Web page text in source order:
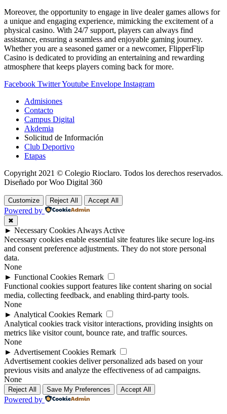
Moreover, the opportunity to engage in live dealer games allows for
a unique and engaging experience, mimicking the excitement of a
physical casino. With 24/7 support, players can always find
assistance, ensuring a seamless and enjoyable gaming journey.
Whether you are a seasoned gamer or a newcomer, FlipperFlip
Casino is dedicated to providing an entertaining and rewarding
atmosphere that keeps players coming back for more.
Facebook TwitterYoutube Envelope Instagram
Admisiones
Contacto
Campus Digital
Akdemia
Solicitud de Información
Club Deportivo
Etapas
Copyright 2021 © Colegio Rioclaro. Todos los derechos reservados.
Diseñado por Woo Digital 360
Customize Reject All Accept All
Powered by
✖
► Necessary CookiesAlways Active
Necessary cookies enable essential site features like secure log-ins
and consent preference adjustments. They do not store personal
data.
None
► Functional Cookies Remark
Functional cookies support features like content sharing on social
media, collecting feedback, and enabling third-party tools.
None
► Analytical Cookies Remark
Analytical cookies track visitor interactions, providing insights on
metrics like visitor count, bounce rate, and traffic sources.
None
► Advertisement Cookies Remark
Advertisement cookies deliver personalized ads based on your
previous visits and analyze the effectiveness of ad campaigns.
None
Reject All Save My Preferences Accept All
Powered by